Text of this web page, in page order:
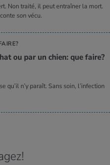
Non traité, il peut entraîner la mort.
son vécu.
ou par un chien: que faire?
qu’il n’y paraît. Sans soin, l’infection